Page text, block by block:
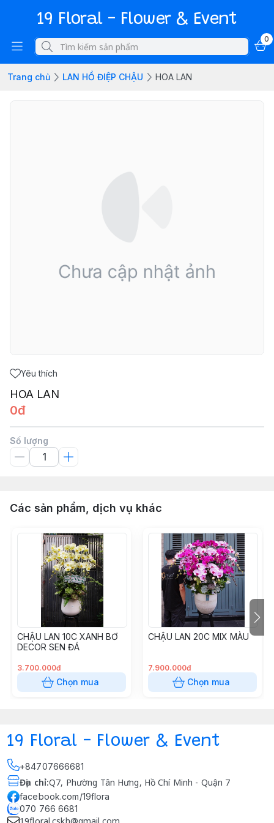
19 Floral - Flower & Event
0
Trang chủ LAN HỒ ĐIỆP CHẬU HOA LAN
Yêu thích
HOA LAN
0đ
Số lượng
Các sản phẩm, dịch vụ khác
CHẬU LAN 10C XANH BƠ
DECOR SEN ĐÁ
3.700.000đ
Chọn mua
CHẬU LAN 20C MIX MÀU
7.900.000đ
Chọn mua
19 Floral - Flower & Event
+84707666681
Địa chỉ:Q7, Phường Tân Hưng, Hồ Chí Minh - Quận 7
facebook.com/19flora
070 766 6681